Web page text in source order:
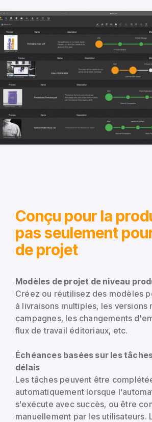
Conçu pour la
pas seulement
de projet
Modèles de projet de niveau
Créez ou réutilisez des modèles
à livraisons multiples, les versions
campagnes, les changements
flux de travail éditoriaux, etc.
Échéances basées sur les
délais
Les tâches peuvent être
automatiquement lorsque
s'exécute avec succès, ou être
manuellement par les utilisateurs.